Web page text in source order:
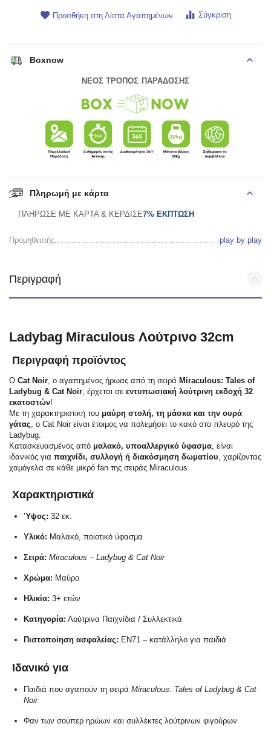
Προσθήκη στη Λίστα Αγαπημένων Σύγκριση
Boxnow
ΝΕΟΣ ΤΡΟΠΟΣ ΠΑΡΑΔΟΣΗΣ
Πληρωμή με κάρτα
ΠΛΗΡΩΣΕ ΜΕ ΚΑΡΤΑ & ΚΕΡΔΙΣΕ7% ΕΚΠΤΩΣΗ
Προμηθευτής play by play
Περιγραφή
Ladybag Miraculous Λούτρινο 32cm
Περιγραφή προϊόντος
ΟCat Noir , ο αγαπημένος ήρωας από τη σειρά Miraculous: Tales of
Ladybug & Cat Noir , έρχεται σεεντυπωσιακή λούτρινη εκδοχή 32
εκατοστών!
Με τη χαρακτηριστική του μαύρη στολή, τη μάσκα και την ουρά
γάτας , ο Cat Noir είναι έτοιμος να πολεμήσει το κακό στο πλευρό της
Ladybug.
Κατασκευασμένος από μαλακό, υποαλλεργικό ύφασμα , είναι
ιδανικός γιαπαιχνίδι, συλλογή ή διακόσμηση δωματίου , χαρίζοντας
χαμόγελα σε κάθε μικρό fan της σειράς Miraculous.
Χαρακτηριστικά
Ύψος: 32 εκ.
Υλικό: Μαλακό, ποιοτικό ύφασμα
Σειρά: Miraculous – Ladybug & Cat Noir
Χρώμα: Μαύρο
Ηλικία: 3+ ετών
Κατηγορία: Λούτρινα Παιχνίδια / Συλλεκτικά
Πιστοποίηση ασφαλείας: EN71 – κατάλληλο για παιδιά
Ιδανικό για
Παιδιά που αγαπούν τη σειράMiraculous: Tales of Ladybug & Cat
Noir
Φαν των σούπερ ηρώων και συλλέκτες λούτρινων φιγούρων